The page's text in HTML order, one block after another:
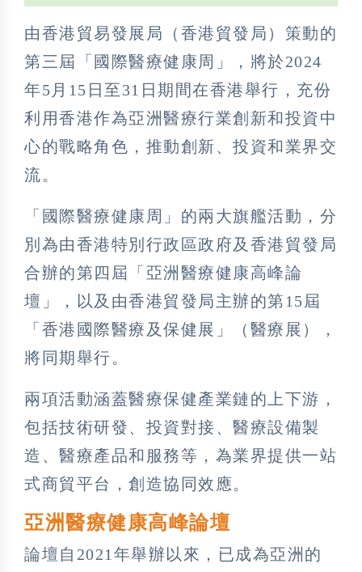
由香港貿易發展局（香港貿發局）策動的
第三屆「國際醫療健康周」，將於2024
年5月15日至31日期間在香港舉行，充份
利用香港作為亞洲醫療行業創新和投資中
心的戰略角色，推動創新、投資和業界交
流。
「國際醫療健康周」的兩大旗艦活動，分
別為由香港特別行政區政府及香港貿發局
合辦的第四屆「亞洲醫療健康高峰論
壇」，以及由香港貿發局主辦的第15屆
「香港國際醫療及保健展」（醫療展），
將同期舉行。
兩項活動涵蓋醫療保健產業鏈的上下游，
包括技術研發、投資對接、醫療設備製
造、醫療產品和服務等，為業界提供一站
式商貿平台，創造協同效應。
亞洲醫療健康高峰論壇
論壇自2021年舉辦以來，已成為亞洲的